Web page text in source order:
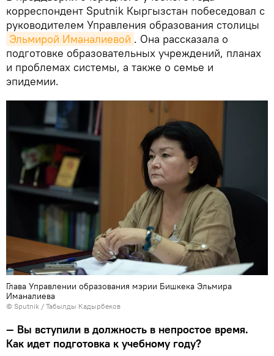
корреспондент Sputnik Кыргызстан побеседовал с
руководителем Управления образования столицы
Эльмирой Иманалиевой . Она рассказала о
подготовке образовательных учреждений, планах
и проблемах системы, а также о семье и
эпидемии.
Глава Управлении образования мэрии Бишкека Эльмира
Иманалиева
© Sputnik / Табылды Кадырбеков
— Вы вступили в должность в непростое время.
Как идет подготовка к учебному году?